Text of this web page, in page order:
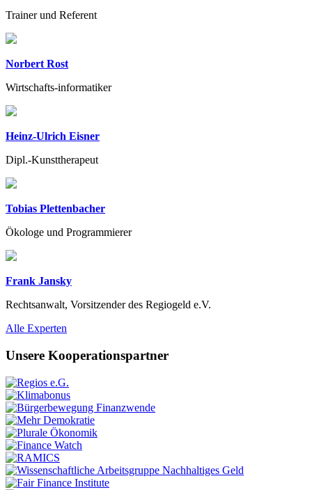
Trainer und Referent
Norbert Rost
Wirtschafts-informatiker
Heinz-Ulrich Eisner
Dipl.-Kunsttherapeut
Tobias Plettenbacher
Ökologe und Programmierer
Frank Jansky
Rechtsanwalt, Vorsitzender des Regiogeld e.V.
Previous
Next
Alle Experten
Unsere Kooperationspartner